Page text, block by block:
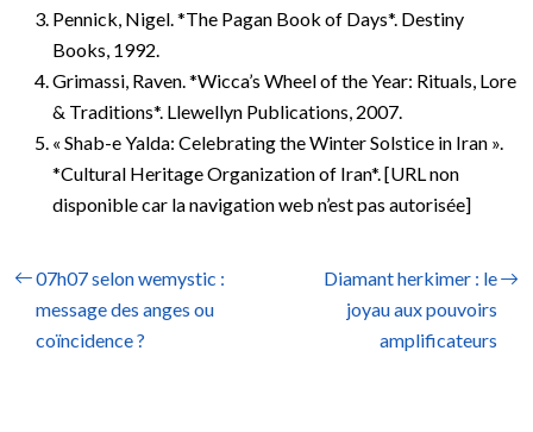
Pennick, Nigel. *The Pagan Book of Days*. Destiny
Books, 1992.
Grimassi, Raven. *Wicca’s Wheel of the Year: Rituals, Lore
& Traditions*. Llewellyn Publications, 2007.
« Shab-e Yalda: Celebrating the Winter Solstice in Iran ».
*Cultural Heritage Organization of Iran*. [URL non
disponible car la navigation web n’est pas autorisée]
07h07 selon wemystic :
message des anges ou
coïncidence ?
Diamant herkimer : le
joyau aux pouvoirs
amplificateurs